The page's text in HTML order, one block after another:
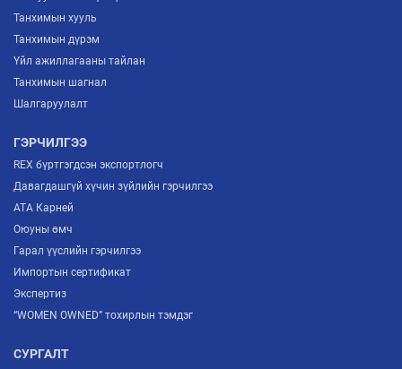
Танхимын хууль
Танхимын дүрэм
Үйл ажиллагааны тайлан
Танхимын шагнал
Шалгаруулалт
ГЭРЧИЛГЭЭ
REX бүртгэгдсэн экспортлогч
Давагдашгүй хүчин зүйлийн гэрчилгээ
ATA Карней
Оюуны өмч
Гарал үүслийн гэрчилгээ
Импортын сертификат
Экспертиз
“WOMEN OWNED” тохирлын тэмдэг
СУРГАЛТ